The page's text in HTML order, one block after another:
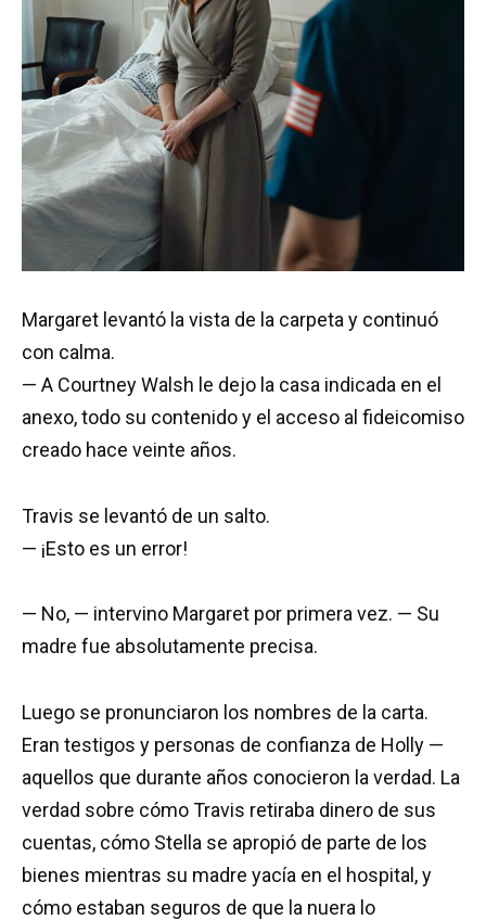
Margaret levantó la vista de la carpeta y continuó
con calma.
— A Courtney Walsh le dejo la casa indicada en el
anexo, todo su contenido y el acceso al fideicomiso
creado hace veinte años.
Travis se levantó de un salto.
— ¡Esto es un error!
— No, — intervino Margaret por primera vez. — Su
madre fue absolutamente precisa.
Luego se pronunciaron los nombres de la carta.
Eran testigos y personas de confianza de Holly —
aquellos que durante años conocieron la verdad. La
verdad sobre cómo Travis retiraba dinero de sus
cuentas, cómo Stella se apropió de parte de los
bienes mientras su madre yacía en el hospital, y
cómo estaban seguros de que la nuera lo